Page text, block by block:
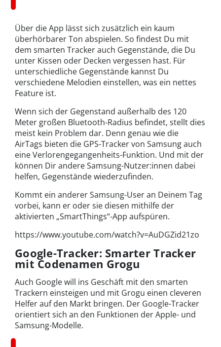
Über die App lässt sich zusätzlich ein kaum
überhörbarer Ton abspielen. So findest Du mit
dem smarten Trackerauch Gegenstände, die Du
unter Kissen oder Decken vergessen hast. Für
unterschiedliche Gegenstände kannst Du
verschiedene Melodien einstellen, was ein nettes
Feature ist.
Wenn sich der Gegenstand außerhalb des 120
Meter großen Bluetooth-Radius befindet, stellt dies
meist kein Problem dar. Denn genau wie die
AirTags bieten die GPS-Trackervon Samsung auch
eine Verlorengegangenheits-Funktion. Und mit der
können Dir andere Samsung-Nutzer:innen dabei
helfen, Gegenstände wiederzufinden.
Kommt ein anderer Samsung-User an Deinem Tag
vorbei, kann er oder sie diesen mithilfe der
aktivierten „SmartThings“-App aufspüren.
https://www.youtube.com/watch?v=AuDGZid21zo
Google-Tracker: Smarter Tracker
mit Codenamen Grogu
Auch Google will ins Geschäft mit den smarten
Trackern einsteigen und mit Grogu einen cleveren
Helfer auf den Markt bringen. Der Google-Tracker
orientiert sich an den Funktionen der Apple- und
Samsung-Modelle.